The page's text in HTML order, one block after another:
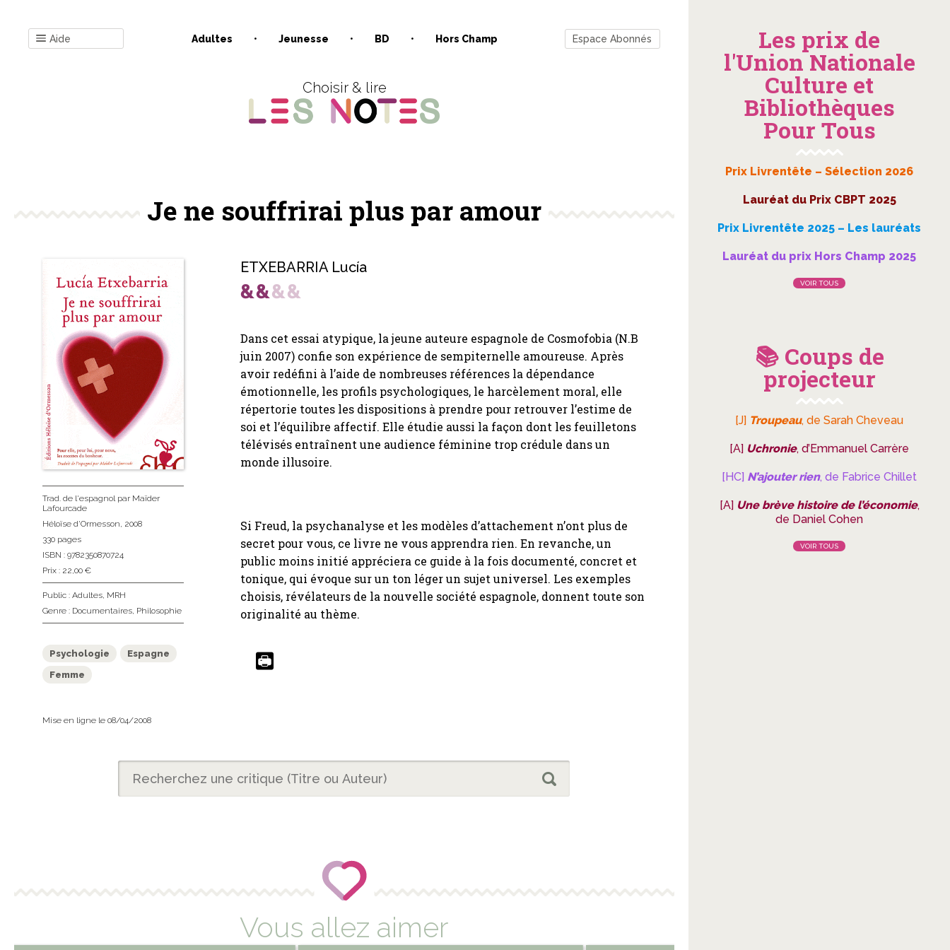
Aide Adultes Jeunesse BD Hors Champ Espace Abonnés
Choisir & lire
Je ne souffrirai plus par amour
ETXEBARRIA Lucía
Dans cet essai atypique, la jeune auteure espagnole de Cosmofobia (N.B
juin 2007) confie son expérience de sempiternelle amoureuse. Après
avoir redéfini à l’aide de nombreuses références la dépendance
émotionnelle, les profils psychologiques, le harcèlement moral, elle
répertorie toutes les dispositions à prendre pour retrouver l’estime de
soi et l’équilibre affectif. Elle étudie aussi la façon dont les feuilletons
télévisés entraînent une audience féminine trop crédule dans un
monde illusoire.
Si Freud, la psychanalyse et les modèles d’attachement n’ont plus de
secret pour vous, ce livre ne vous apprendra rien. En revanche, un
public moins initié appréciera ce guide à la fois documenté, concret et
tonique, qui évoque sur un ton léger un sujet universel. Les exemples
choisis, révélateurs de la nouvelle société espagnole, donnent toute son
originalité au thème.
Trad. de l'espagnolpar Maïder
Lafourcade
Héloïse d'Ormesson, 2008
330 pages
ISBN : 9782350870724
Prix : 22,00 €
Public : Adultes, MRH
Genre : Documentaires, Philosophie
Psychologie
Espagne
Femme
Mise en ligne le 08/04/2008
Vous allez aimer
Les prix de
l'Union Nationale
Culture et
Bibliothèques
Pour Tous
Prix Livrentête – Sélection 2026
Lauréat du Prix CBPT 2025
Prix Livrentête 2025 – Les lauréats
Lauréat du prix Hors Champ 2025
VOIR TOUS
📚 Coups de
projecteur
[J] Troupeau, de Sarah Cheveau
[A] Uchronie, d’Emmanuel Carrère
[HC] N’ajouter rien, de Fabrice Chillet
[A] Une brève histoire de l’économie,
de Daniel Cohen
VOIR TOUS